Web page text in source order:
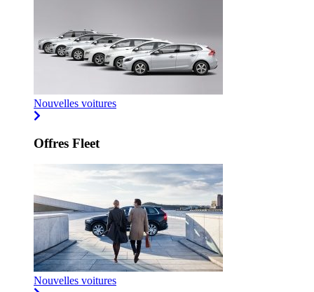
Nouvelles voitures
Offres Fleet
Nouvelles voitures